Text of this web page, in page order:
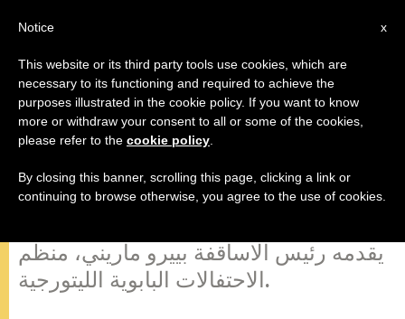
معنى زيارة الحبر الأعظم البابا
بندكتس السادس عشر الى تركيا
(29/11/2006)
يقدمه رئيس الاساقفة بييرو ماريني، منظم
الاحتفالات البابوية الليتورجية.
x
Notice
This website or its third party tools use cookies, which are
necessary to its functioning and required to achieve the
purposes illustrated in the cookie policy. If you want to know
more or withdraw your consent to all or some of the cookies,
please refer to the cookie policy
By closing this banner, scrolling this page, clicking a link or
continuing to browse otherwise, you agree to the use of cookies.